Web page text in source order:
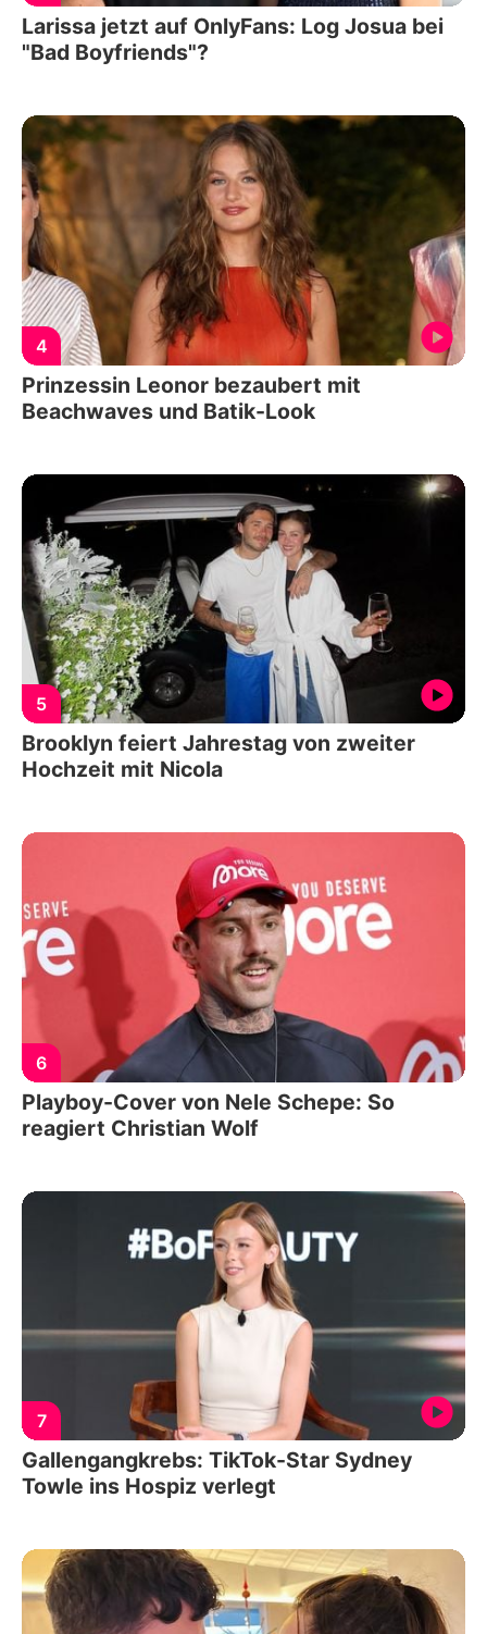
Larissa jetzt auf OnlyFans: Log Josua bei
"Bad Boyfriends"?
4
Prinzessin Leonor bezaubert mit
Beachwaves und Batik-Look
5
Brooklyn feiert Jahrestag von zweiter
Hochzeit mit Nicola
6
Playboy-Cover von Nele Schepe: So
reagiert Christian Wolf
7
Gallengangkrebs: TikTok-Star Sydney
Towle ins Hospiz verlegt